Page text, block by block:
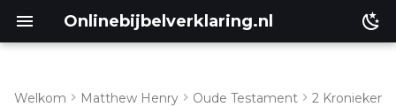
Onlinebijbelverklaring.nl
Welkom Matthew Henry Oude Testament 2 Kronieken